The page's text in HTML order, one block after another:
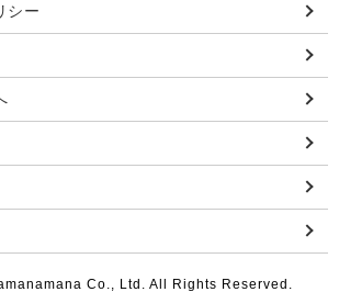
シー
Co., Ltd. All Rights Reserved.